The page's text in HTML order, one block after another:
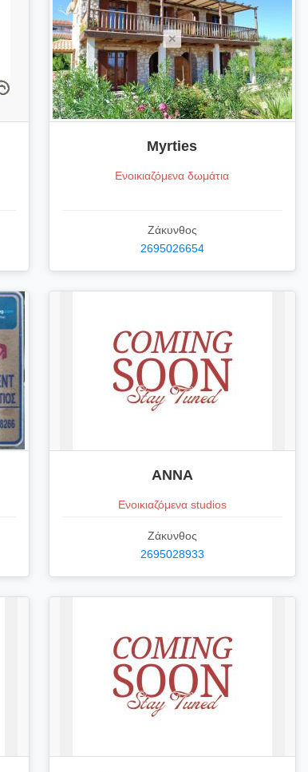
Myrties
Ενοικιαζόμενα δωμάτια
Ζάκυνθος
2695026654
ANNA
Ενοικιαζόμενα studios
Ζάκυνθος
2695028933